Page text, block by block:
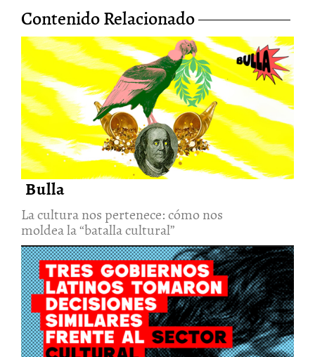
Contenido Relacionado
La cultura nos pertenece: cómo
nos moldea la “batalla cultural”
6/Ago/2026
Bulla
La cultura nos pertenece: cómo nos
moldea la “batalla cultural”
Tres gobiernos. Una misma
decisión. Así se interviene la
cultura desde adentro de las
instituciones